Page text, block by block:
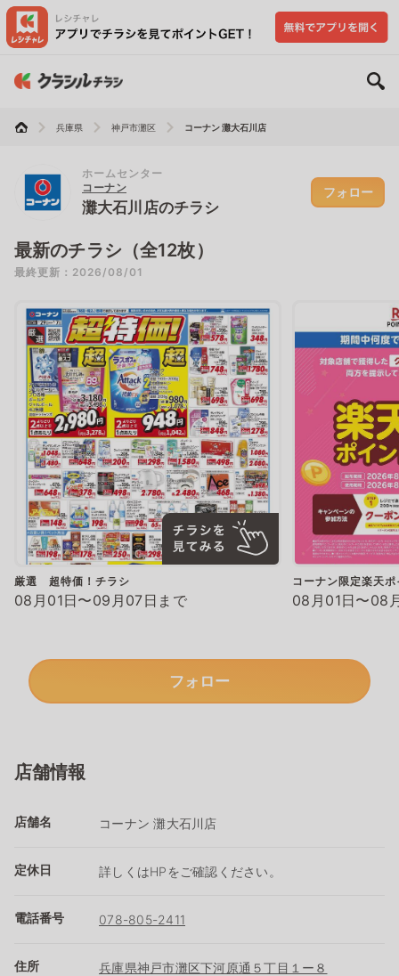
兵庫県 神戸市灘区 コーナン 灘大石川店
ホームセンター
コーナン
灘大石川店のチラシ
フォロー
最新のチラシ（全12枚）
最終更新：2026/08/01
厳選 超特価！チラシ
08月01日〜09月07日まで
コーナン限定楽天
08月01日〜08
フォロー
店舗情報
店舗名 コーナン 灘大石川店
定休日 詳しくはHPをご確認ください。
電話番号 078-805-2411
住所 兵庫県神戸市灘区下河原通５丁目１ー８